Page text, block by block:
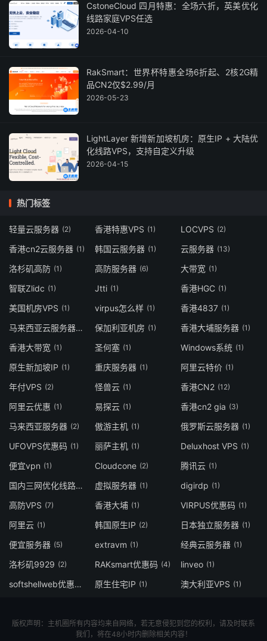
CstoneCloud 四月特惠：全场六折，英美优化
线路家庭VPS任选
2026-04-10
RakSmart：世界杯特惠全场6折起、2核2G精
品CN2仅$2.99/月
2026-05-23
LightLayer 新增新加坡机房：原生IP + 大陆优
化线路VPS，支持自定义升级
2026-04-15
热门标签
轻量云服务器 (2) 香港特惠VPS (1) LOCVPS (2)
香港cn2云服务器 (1) 韩国云服务器 (1) 云服务器 (13)
洛杉矶高防 (1) 高防服务器 (6) 大带宽 (1)
智联Zlidc (1) Jtti (1) 香港HGC (1)
美国机房VPS (1) virpus怎么样 (1) 香港4837 (1)
马来西亚云服务器
(1) 保加利亚机房 (1) 香港大埔服务器 (1)
香港大带宽 (1) 圣何塞 (1) Windows系统 (1)
原生新加坡IP (1) 重庆服务器 (1) 阿里云特价 (1)
年付VPS (2) 怪兽云 (1) 香港CN2 (12)
阿里云优惠 (1) 易探云 (1) 香港cn2 gia (3)
马来西亚服务器 (2) 傲游主机 (1) 俄罗斯云服务器 (1)
UFOVPS优惠码 (1) 丽萨主机 (1) Deluxhost VPS (1)
便宜vpn (1) Cloudcone (2) 腾讯云 (1)
国内三网优化线路
(1) 虚拟服务器 (1) digirdp (1)
高防VPS (7) 香港大埔 (1) VIRPUS优惠码 (1)
阿里云 (1) 韩国原生IP (2) 日本独立服务器 (1)
便宜服务器 (5) extravm (1) 经典云服务器 (1)
洛杉矶9929 (2) RAKsmart优惠码 (4) linveo (1)
softshellweb优惠码 原生住宅IP (1) 澳大利亚VPS (1)
版权声明：主机圈所有内容均来自网络，若无意侵犯到您的权利，请及时联系
我们，将在48小时内删除相关内容！